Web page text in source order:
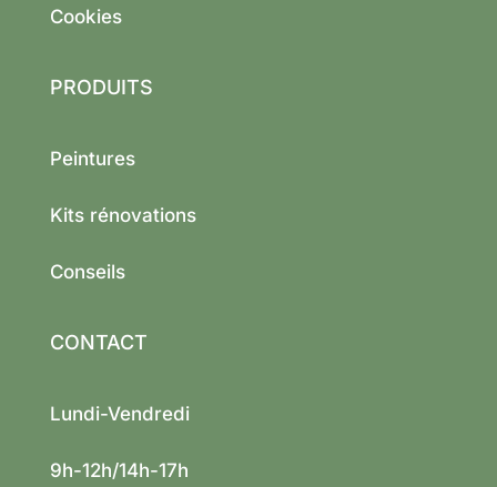
Cookies
PRODUITS
Peintures
Kits rénovations
Conseils
CONTACT
Lundi-Vendredi
9h-12h/14h-17h